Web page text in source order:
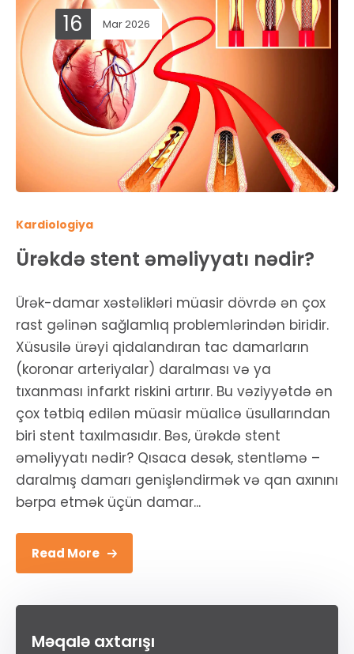
16 Mar 2026
Kardiologiya
Ürəkdə stent əməliyyatı nədir?
Ürək-damar xəstəlikləri müasir dövrdə ən çox
rast gəlinən sağlamlıq problemlərindən biridir.
Xüsusilə ürəyi qidalandıran tac damarların
(koronar arteriyalar) daralması və ya
tıxanması infarkt riskini artırır. Bu vəziyyətdə ən
çox tətbiq edilən müasir müalicə üsullarından
biri stent taxılmasıdır. Bəs, ürəkdə stent
əməliyyatı nədir? Qısaca desək, stentləmə –
daralmış damarı genişləndirmək və qan axınını
bərpa etmək üçün damar...
Read More
Məqalə axtarışı